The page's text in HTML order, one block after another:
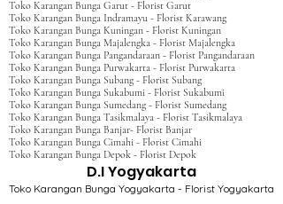
Toko Karangan Bunga Garut - Florist Garut
Toko Karangan Bunga Indramayu - Florist Karawang
Toko Karangan Bunga Kuningan - Florist Kuningan
Toko Karangan Bunga Majalengka - Florist Majalengka
Toko Karangan Bunga Pangandaraan - Florist Pangandaraan
Toko Karangan Bunga Purwakarta - Florist Purwakarta
Toko Karangan Bunga Subang - Florist Subang
Toko Karangan Bunga Sukabumi - Florist Sukabumi
Toko Karangan Bunga Sumedang - Florist Sumedang
Toko Karangan Bunga Tasikmalaya - Florist Tasikmalaya
Toko Karangan Bunga Banjar- Florist Banjar
Toko Karangan Bunga Cimahi - Florist Cimahi
Toko Karangan Bunga Depok - Florist Depok
D.I Yogyakarta
Toko Karangan Bunga Yogyakarta - Florist Yogyakarta